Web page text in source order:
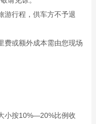
游行程，供车方不予退
费或额外成本需由您现场
小按10%—20%比例收